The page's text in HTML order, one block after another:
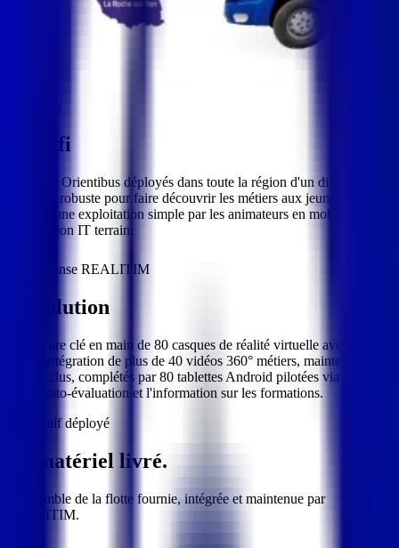
Le défi
Doter les Orientibus déployés dans toute la région d'un dispositif
immersif robuste pour faire découvrir les métiers aux jeunes ligériens
— avec une exploitation simple par les animateurs en mobilité, sans
intervention IT terrain.
Réponse REALITIM
La solution
Fourniture clé en main de 80 casques de réalité virtuelle avec mode
kiosk, intégration de plus de 40 vidéos 360° métiers, maintenance et
SAV inclus, complétés par 80 tablettes Android pilotées via PiloTab
pour l'auto-évaluation et l'information sur les formations.
Dispositif déployé
Le matériel livré.
L'ensemble de la flotte fournie, intégrée et maintenue par
REALITIM.